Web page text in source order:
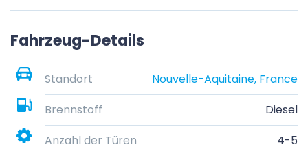
Fahrzeug-Details
Standort
Nouvelle-Aquitaine, France
Brennstoff
Diesel
Anzahl der Türen
4-5